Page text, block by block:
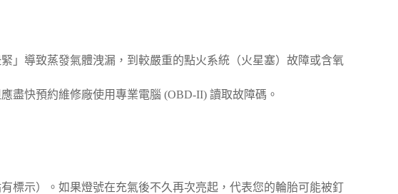
」導致蒸發氣體洩漏，到較嚴重的點火系統（火星塞）故障或含氧
盡快預約維修廠使用專業電腦 (OBD-II) 讀取故障碼。
標示）。如果燈號在充氣後不久再次亮起，代表您的輪胎可能被釘